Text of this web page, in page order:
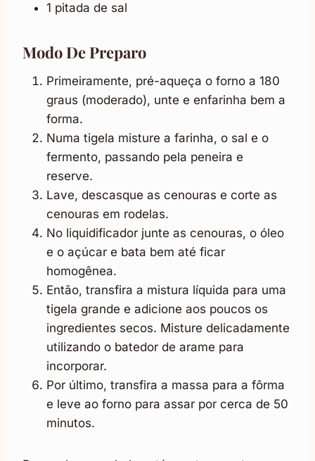
1 pitada de sal
Modo De Preparo
Primeiramente, pré-aqueça o forno a 180
graus (moderado), unte e enfarinha bem a
forma.
Numa tigela misture a farinha, o sal e o
fermento, passando pela peneira e
reserve.
Lave, descasque as cenouras e corte as
cenouras em rodelas.
No liquidificador junte as cenouras, o óleo
e o açúcar e bata bem até ficar
homogênea.
Então, transfira a mistura líquida para uma
tigela grande e adicione aos poucos os
ingredientes secos. Misture delicadamente
utilizando o batedor de arame para
incorporar.
Por último, transfira a massa para a fôrma
e leve ao forno para assar por cerca de 50
minutos.